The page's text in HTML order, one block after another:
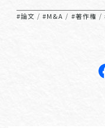
#論文 /#M&A / #著作権 /